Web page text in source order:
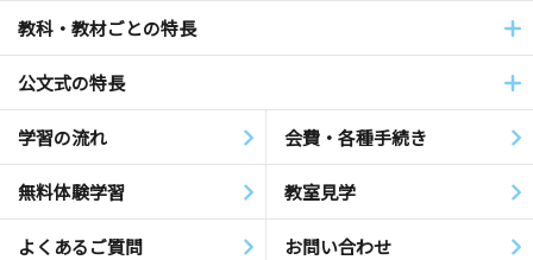
教科・教材ごとの特長
公文式の特長
学習の流れ 会費・各種手続き
無料体験学習 教室見学
よくあるご質問 お問い合わせ